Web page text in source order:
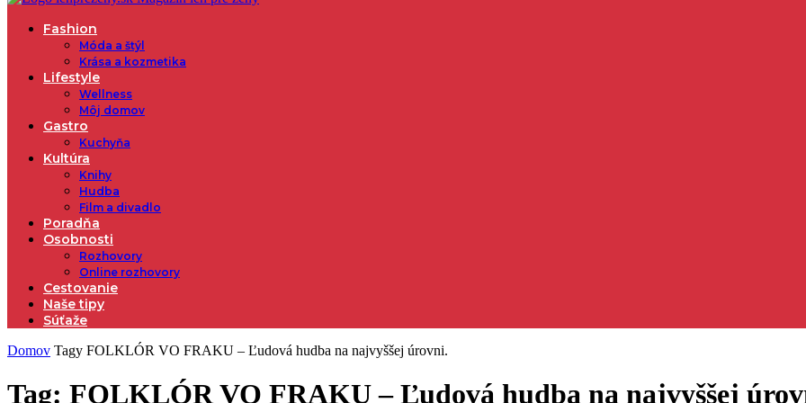
Fashion
Móda a štýl
Krása a kozmetika
Lifestyle
Wellness
Môj domov
Gastro
Kuchyňa
Kultúra
Knihy
Hudba
Film a divadlo
Poradňa
Osobnosti
Rozhovory
Online rozhovory
Cestovanie
Naše tipy
Súťaže
Domov Tagy FOLKLÓR VO FRAKU – Ľudová hudba na najvyššej úrovni.
Tag: FOLKLÓR VO FRAKU – Ľudová hudba na najvyššej